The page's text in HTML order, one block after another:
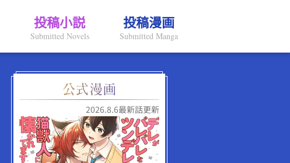
投稿小説
Submitted Novels
投稿漫画
Submitted Manga
2026.8.6最新話更新